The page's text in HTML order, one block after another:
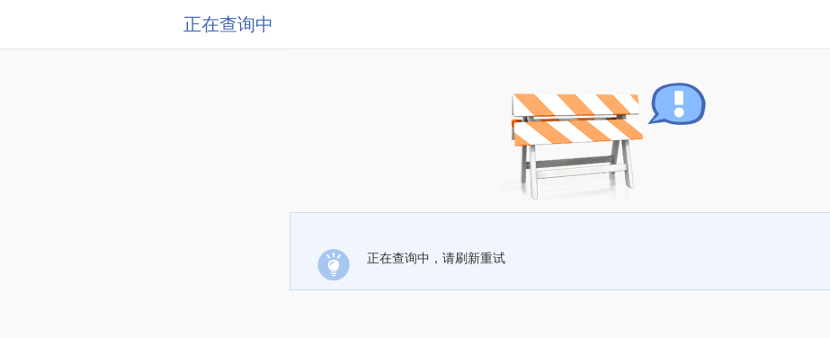
正在查询中
正在查询中，请刷新重试